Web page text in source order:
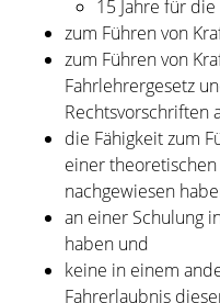
15 Jahre für die
zum Führen von
zum Führen von
Fahrlehrergesetz
Rechtsvorschriften
die Fähigkeit zum
einer
nachgewiesen
an einer Schulung
haben und
keine in einem
Fahrerlaubnis